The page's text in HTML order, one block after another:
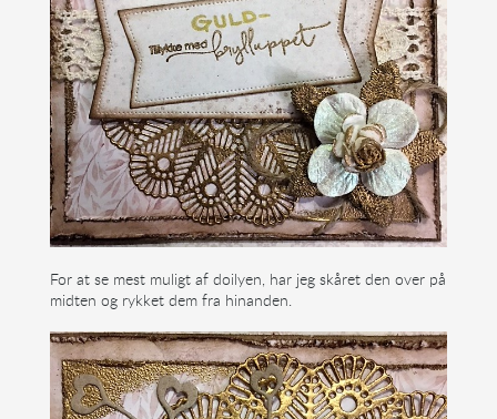
For at se mest muligt af doilyen, har jeg skåret den over på
midten og rykket dem fra hinanden.